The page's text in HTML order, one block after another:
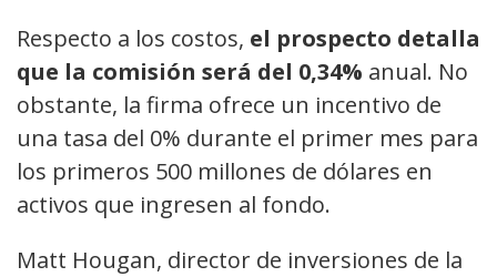
Respecto a los costos, el prospecto detalla
que la comisión será del 0,34% anual. No
obstante, la firma ofrece un incentivo de
una tasa del 0% durante el primer mes para
los primeros 500 millones de dólares en
activos que ingresen al fondo.
Matt Hougan, director de inversiones de la